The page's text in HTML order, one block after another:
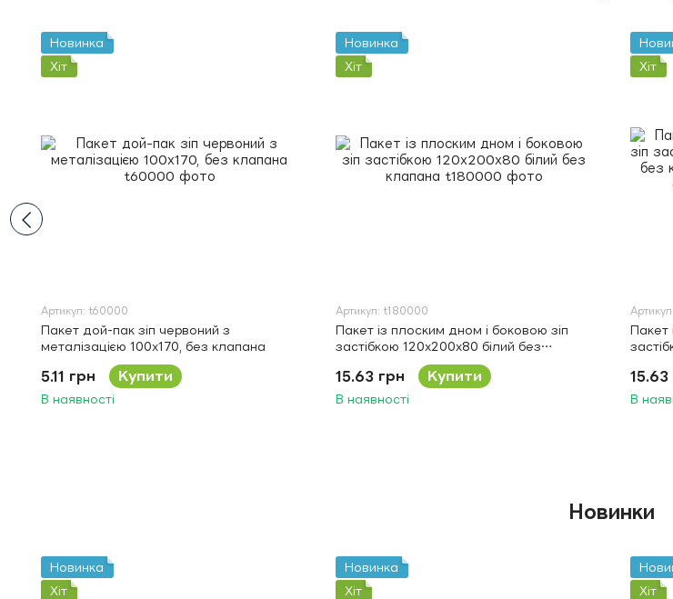
Новинка
Хіт
Артикул: t60000
Пакет дой-пак зіп червоний з
металізацією 100х170, без клапана
5.11 грн Купити
В наявності
Новинка
Хіт
Артикул: t180000
Пакет із плоским дном і боковою зіп
застібкою 120х200х80 білий без
15.63 грн Купити
В наявності
Хіт
Пакет
15.63
В
Новинки
Новинка
Хіт
Новинка
Хіт
Хіт